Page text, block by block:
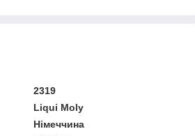
2319
Liqui Moly
Німеччина